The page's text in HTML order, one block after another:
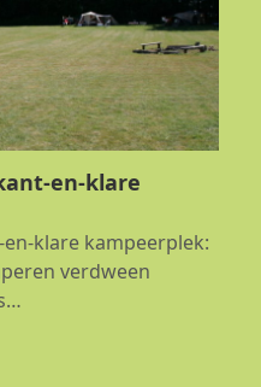
en-klare
klare kampeerplek:
verdween